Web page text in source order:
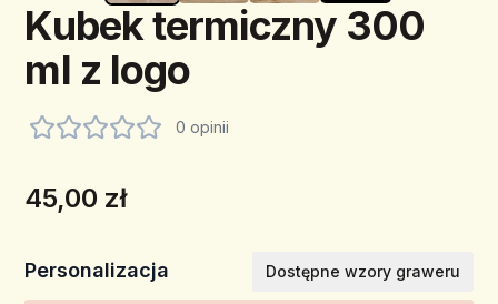
Kubek termiczny 300
ml z logo
0 opinii
45,00 zł
Personalizacja Dostępne wzory graweru